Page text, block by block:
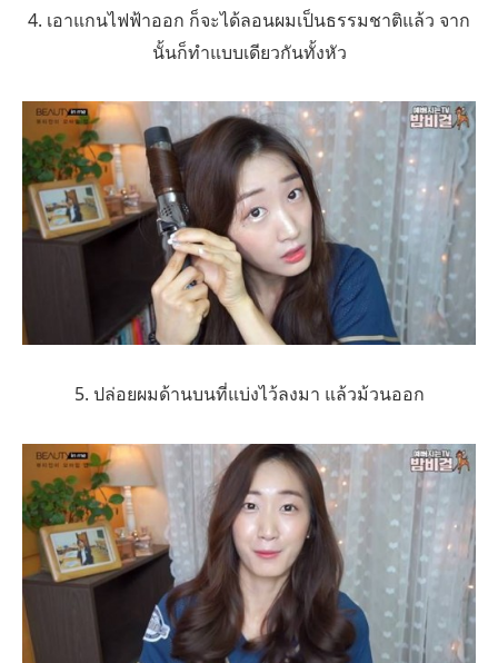
4. เอาแกนไฟฟ้าออก ก็จะได้ลอนผมเป็นธรรมชาติแล้ว จาก
นั้นก็ทำแบบเดียวกันทั้งหัว
5. ปล่อยผมด้านบนที่แบ่งไว้ลงมา แล้วม้วนออก